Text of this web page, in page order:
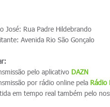
José: Rua Padre Hildebrando
Avenida Rio São Gonçalo
pelo aplicativo DAZN
por rádio online pela Rádio
em tempo real também pelo